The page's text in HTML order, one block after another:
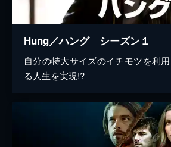
Hung／ハング シーズン１
自分の特大サイズのイチモツを利
る人生を実現!?